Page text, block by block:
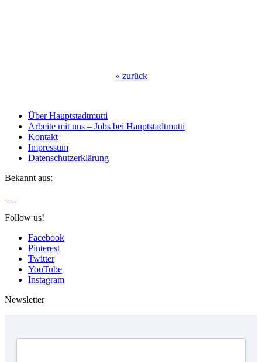
« zurück
Über Hauptstadtmutti
Arbeite mit uns – Jobs bei Hauptstadtmutti
Kontakt
Impressum
Datenschutzerklärung
Bekannt aus:
Follow us!
Facebook
Pinterest
Twitter
YouTube
Instagram
Newsletter